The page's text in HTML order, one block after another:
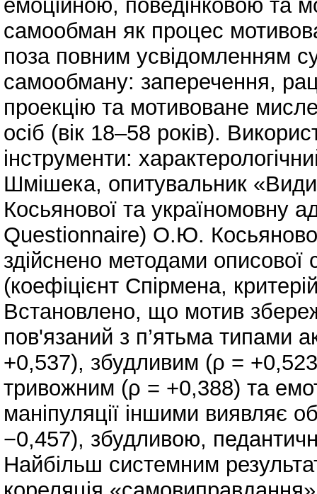
емоційною, поведінковою та
самообман як процес
поза повним усвідомленням
самообману: заперечення,
проекцію та мотивоване
осіб (вік 18–58 років).
інструменти:
Шмішека, опитувальник
Косьянової та україномовну
Questionnaire) О.Ю.
здійснено методами описової
(коефіцієнт Спірмена,
Встановлено, що мотив
пов'язаний з п’ятьма типами
+0,537), збудливим (ρ =
тривожним (ρ = +0,388) та
маніпуляції іншими виявляє
−0,457), збудливою,
Найбільш системним